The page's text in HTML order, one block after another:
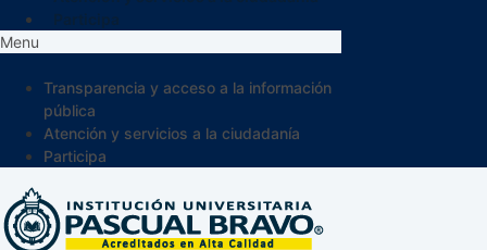
Menu
Transparencia y acceso a la información
pública
Atención y servicios a la ciudadanía
Participa